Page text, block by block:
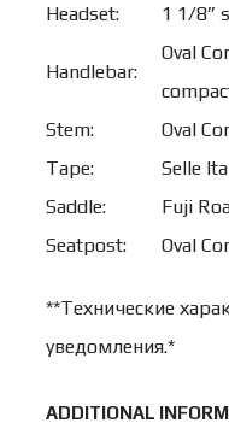
Headset:
1 1/8”
Handlebar:
Oval
Stem:
Oval
Tape:
Selle
Saddle:
Fuji
Seatpost:
Oval
**Технические
уведомления.*
ADDITIONAL